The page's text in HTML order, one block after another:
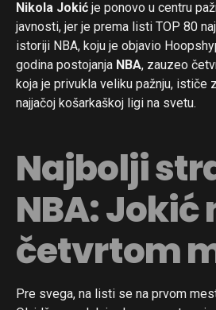
Nikola Jokić je ponovo u centru
javnosti, jer je prema listi TOP 80
istoriji NBA, koju je objavio
godina postojanja NBA, zauzeo
koja je privukla veliku pažnju, ističe
najjačoj košarkaškoj ligi na svetu.
Najbolji
NBA: Jokić
četvrtom
Pre svega, na listi se na prvom